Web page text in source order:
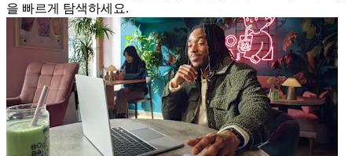
을 빠르게 탐색하세요.